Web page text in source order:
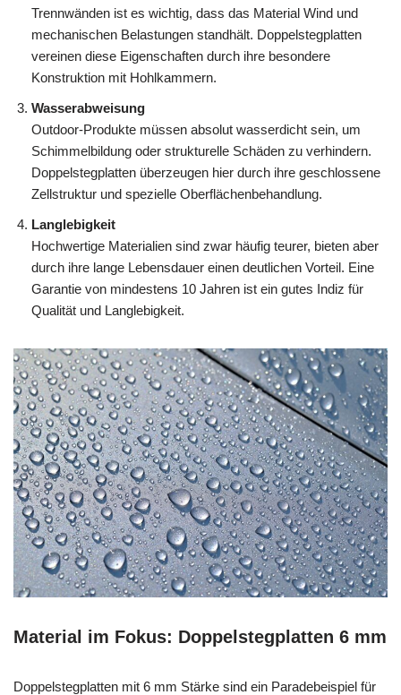
Trennwänden ist es wichtig, dass das Material Wind und
mechanischen Belastungen standhält. Doppelstegplatten
vereinen diese Eigenschaften durch ihre besondere
Konstruktion mit Hohlkammern.
Wasserabweisung
Outdoor-Produkte müssen absolut wasserdicht sein, um
Schimmelbildung oder strukturelle Schäden zu verhindern.
Doppelstegplatten überzeugen hier durch ihre geschlossene
Zellstruktur und spezielle Oberflächenbehandlung.
Langlebigkeit
Hochwertige Materialien sind zwar häufig teurer, bieten aber
durch ihre lange Lebensdauer einen deutlichen Vorteil. Eine
Garantie von mindestens 10 Jahren ist ein gutes Indiz für
Qualität und Langlebigkeit.
Material im Fokus: Doppelstegplatten 6 mm
Doppelstegplatten mit 6 mm Stärke sind ein Paradebeispiel für